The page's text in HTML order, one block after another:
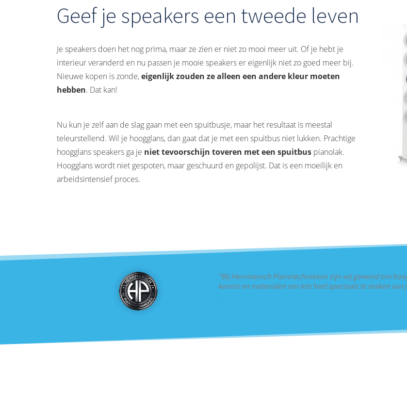
Geef je speakers een tweede leven
Je speakers doen het nog prima, maar ze zien er niet zo mooi meer uit. Of je hebt je
interieur veranderd en nu passen je mooie speakers er eigenlijk niet zo goed meer bij.
Nieuwe kopen is zonde,eigenlijk zouden ze alleen een andere kleur moeten
hebben. Dat kan!
Nu kun je zelf aan de slag gaan met een spuitbusje, maar het resultaat is meestal
teleurstellend. Wil je hoogglans, dan gaat dat je met een spuitbus niet lukken. Prachtige
hoogglans speakers ga je niet tevoorschijn toveren met een spuitbus pianolak.
Hoogglans wordt niet gespoten, maar geschuurd en gepolijst. Dat is een moeilijk en
arbeidsintensief proces.
"Bij Herrmansch Pianotechnieken zijn wij gewend om
kennis en materialen om iets heel speciaals te maken
.